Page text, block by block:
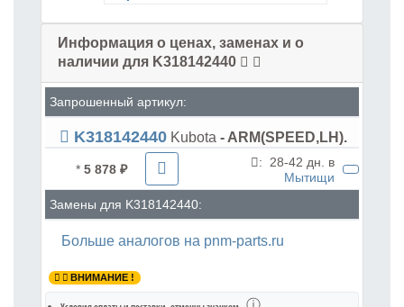
Информация о ценах, заменах и о
наличии для K318142440
Запрошенный артикул:
K318142440 Kubota - ARM(SPEED,LH).
* 5 878 ₽ : 28-42 дн. в
Мытищи
Замены для K318142440:
Больше аналогов на pnm-parts.ru
ВНИМАНИЕ !